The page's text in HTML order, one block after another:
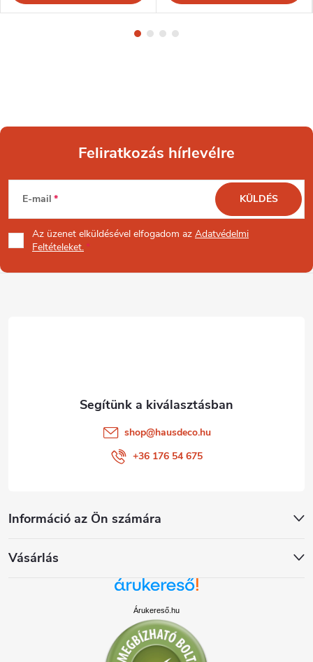
L
á
b
Feliratkozás hírlevélre
E-mail
Az üzenet elküldésével elfogadom az Adatvédelmi
Feltételeket.
KÜLDÉS
Információ az Ön számára
Vásárlás
shop@hausdeco.hu
+36 176 54 675
Árukereső.hu